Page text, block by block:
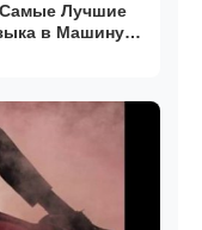
Лучшие
в Машину